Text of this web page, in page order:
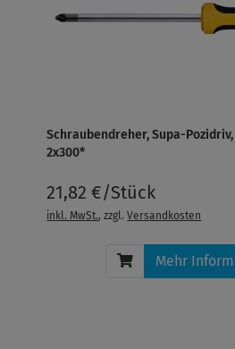
Schraubendreher, Supa-Pozidriv,
2x300*
21,82 €/Stück
inkl. MwSt., zzgl.Versandkosten
Mehr